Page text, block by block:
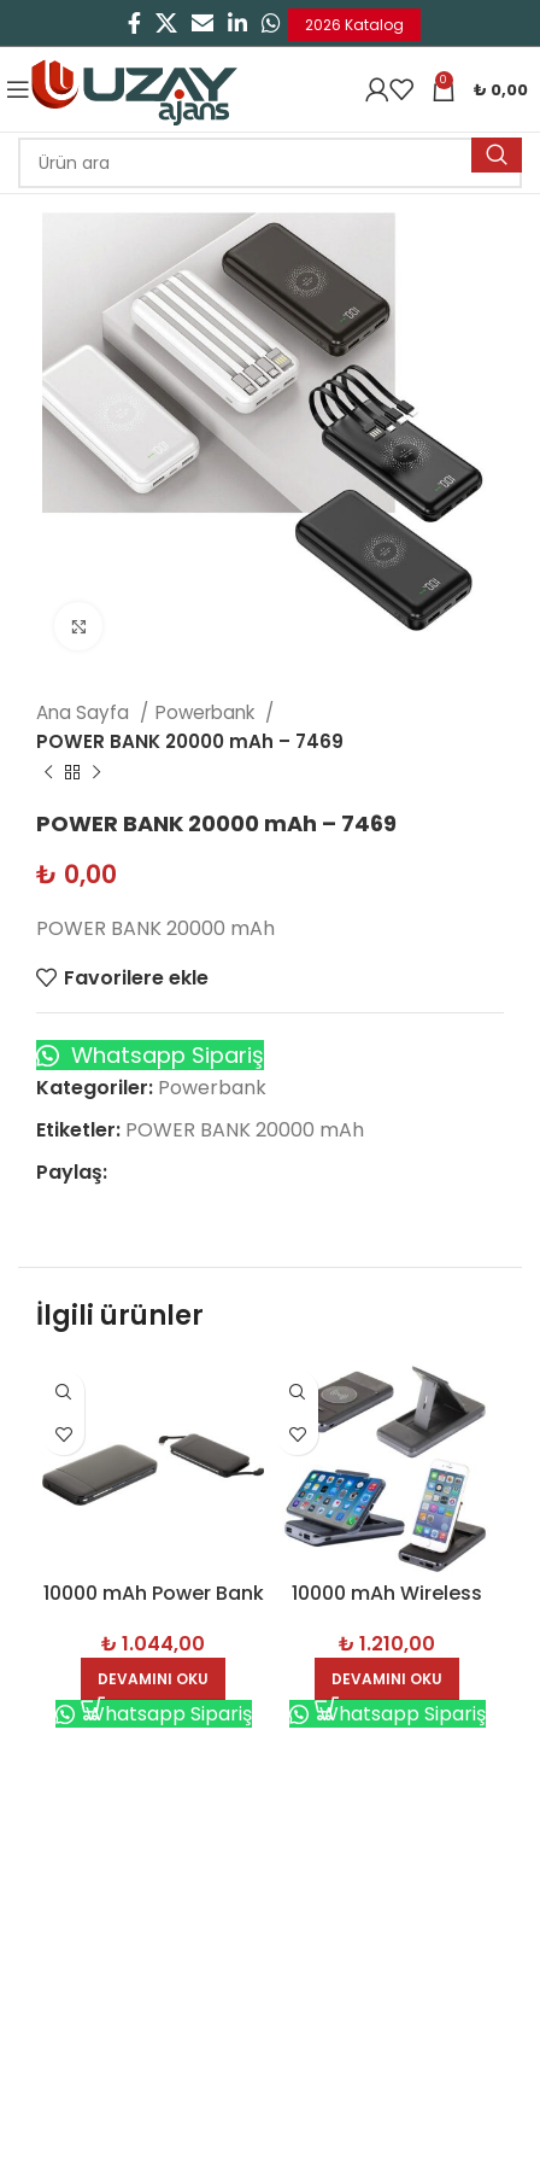
2026 Katalog
0 ₺ 0,00
Ana Sayfa
Powerbank
POWER BANK 20000 mAh – 7469
POWER BANK 20000 mAh – 7469
₺ 0,00
POWER BANK 20000 mAh
Favorilere ekle
Whatsapp Sipariş
Kategoriler: Powerbank
Etiketler: POWER BANK 20000 mAh
Paylaş:
İlgili ürünler
10000 mAh Power Bank
7452
₺ 1.044,00
DEVAMINI OKU
Whatsapp Sipariş
10000 mAh Wireless
Cihazı – 7451
₺ 1.210,00
DEVAMINI OKU
Whatsapp Sipariş